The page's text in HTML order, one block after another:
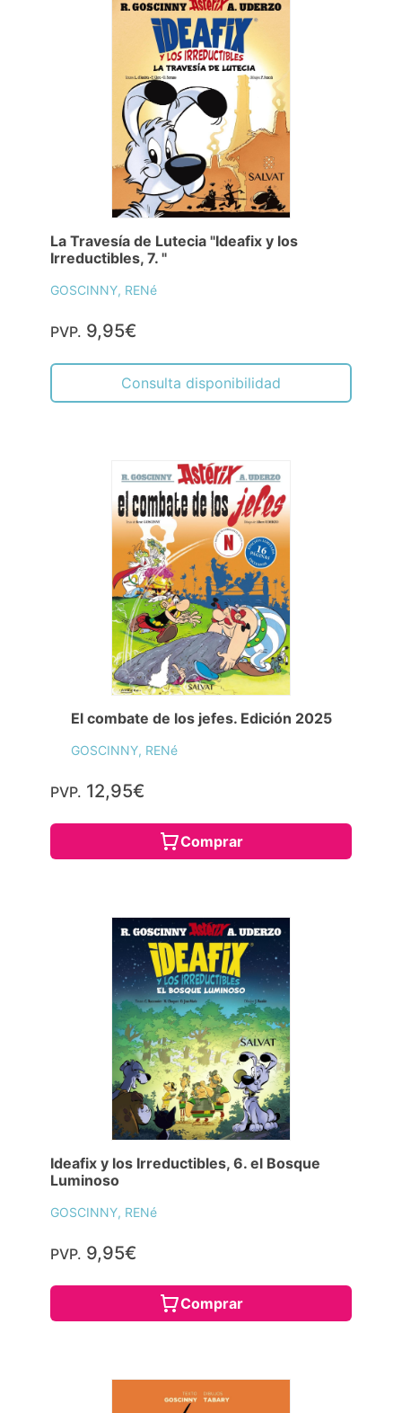
La Travesía de Lutecia "Ideafix y los
Irreductibles, 7. "
GOSCINNY, RENé
PVP. 9,95€
Consulta disponibilidad
El combate de los jefes. Edición 2025
GOSCINNY, RENé
PVP. 12,95€
Comprar
Ideafix y los Irreductibles, 6. el Bosque
Luminoso
GOSCINNY, RENé
PVP. 9,95€
Comprar